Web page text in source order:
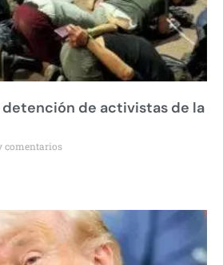
de activistas de la
comentarios